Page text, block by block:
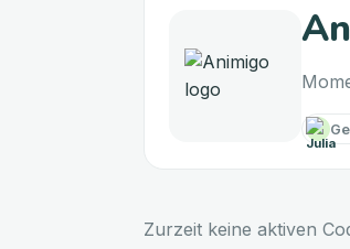
Zurzeit keine aktiven